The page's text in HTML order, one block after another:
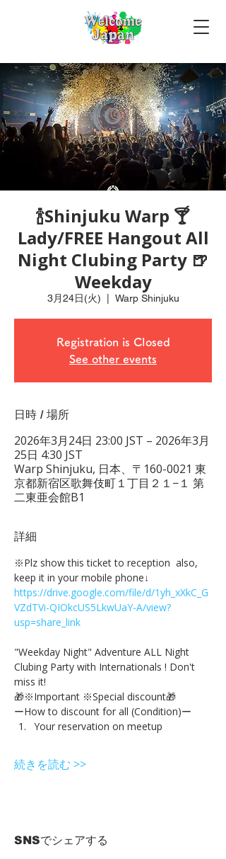
🍾Shinjuku Warp 🍸
Lady/FREE Hangout All
Night Clubing Party 🍺
Weekday
3月24日(火) Warp Shinjuku
Registration is Closed
See other events
日時 / 場所
2026年3月24日 23:00 JST – 2026年3月
25日 4:30 JST
Warp Shinjuku, 日本、〒160-0021 東
京都新宿区歌舞伎町１丁目２１−１ 第
二東亜会館B1
詳細
※Plz show this ticket to reception  also,
keep it in your mobile phone↓
https://drive.google.com/file/d/1yh_xXkC_G
VZdTVi-QIOkcUS5LkwUaY-A/view?
usp=share_link
"Weekday Night" Adventure ALL Night
Clubing Party with Internationals ! Don't
miss it!
🎁※Important ※Special discount🎁
ーHow to discount for all (Condition)ー
Your reservation on meetup
続きを読む >>
SNSでシェアする